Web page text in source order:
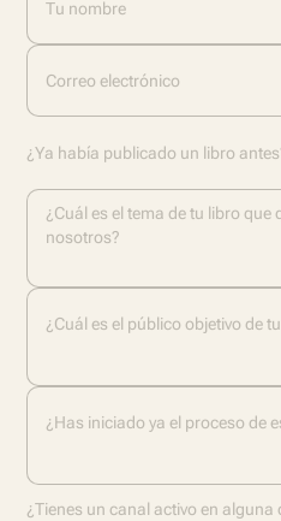
Tu nombre
Correo electrónico
¿Ya había publicado un libro
¿Cuál es el tema de tu libro que
nosotros?
¿Cuál es el público objetivo de
¿Has iniciado ya el proceso de
¿Tienes un canal activo en alguna